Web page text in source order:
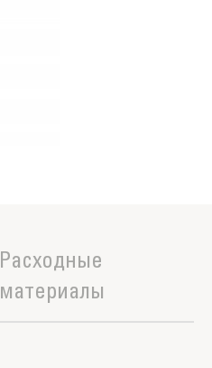
Расходные
материалы